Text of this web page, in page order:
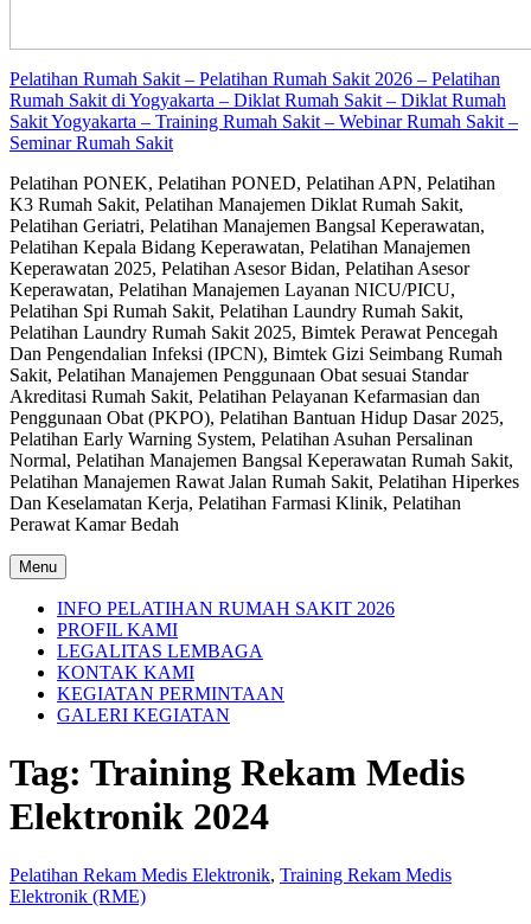
Pelatihan Rumah Sakit – Pelatihan Rumah Sakit 2026 – Pelatihan
Rumah Sakit di Yogyakarta – Diklat Rumah Sakit – Diklat Rumah
Sakit Yogyakarta – Training Rumah Sakit – Webinar Rumah Sakit –
Seminar Rumah Sakit
Pelatihan PONEK, Pelatihan PONED, Pelatihan APN, Pelatihan
K3 Rumah Sakit, Pelatihan Manajemen Diklat Rumah Sakit,
Pelatihan Geriatri, Pelatihan Manajemen Bangsal Keperawatan,
Pelatihan Kepala Bidang Keperawatan, Pelatihan Manajemen
Keperawatan 2025, Pelatihan Asesor Bidan, Pelatihan Asesor
Keperawatan, Pelatihan Manajemen Layanan NICU/PICU,
Pelatihan Spi Rumah Sakit, Pelatihan Laundry Rumah Sakit,
Pelatihan Laundry Rumah Sakit 2025, Bimtek Perawat Pencegah
Dan Pengendalian Infeksi (IPCN), Bimtek Gizi Seimbang Rumah
Sakit, Pelatihan Manajemen Penggunaan Obat sesuai Standar
Akreditasi Rumah Sakit, Pelatihan Pelayanan Kefarmasian dan
Penggunaan Obat (PKPO), Pelatihan Bantuan Hidup Dasar 2025,
Pelatihan Early Warning System, Pelatihan Asuhan Persalinan
Normal, Pelatihan Manajemen Bangsal Keperawatan Rumah Sakit,
Pelatihan Manajemen Rawat Jalan Rumah Sakit, Pelatihan Hiperkes
Dan Keselamatan Kerja, Pelatihan Farmasi Klinik, Pelatihan
Perawat Kamar Bedah
Menu
INFO PELATIHAN RUMAH SAKIT 2026
PROFIL KAMI
LEGALITAS LEMBAGA
KONTAK KAMI
KEGIATAN PERMINTAAN
GALERI KEGIATAN
Tag: Training Rekam Medis
Elektronik 2024
Pelatihan Rekam Medis Elektronik, Training Rekam Medis
Elektronik (RME)